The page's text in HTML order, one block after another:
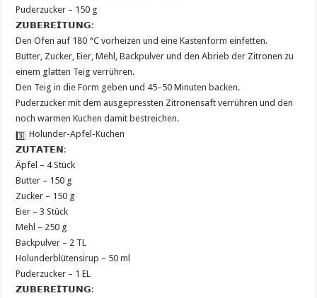
Puderzucker – 150 g
𝗭𝗨𝗕𝗘𝗥𝗘𝗜𝗧𝗨𝗡𝗚:
Den Ofen auf 180 °C vorheizen und eine Kastenform einfetten.
Butter, Zucker, Eier, Mehl, Backpulver und den Abrieb der Zitronen zu
einem glatten Teig verrühren.
Den Teig in die Form geben und 45–50 Minuten backen.
Puderzucker mit dem ausgepressten Zitronensaft verrühren und den
noch warmen Kuchen damit bestreichen.
Holunder-Apfel-Kuchen
𝗭𝗨𝗧𝗔𝗧𝗘𝗡:
Äpfel – 4 Stück
Butter – 150 g
Zucker – 150 g
Eier – 3 Stück
Mehl – 250 g
Backpulver – 2 TL
Holunderblütensirup – 50 ml
Puderzucker – 1 EL
𝗭𝗨𝗕𝗘𝗥𝗘𝗜𝗧𝗨𝗡𝗚: